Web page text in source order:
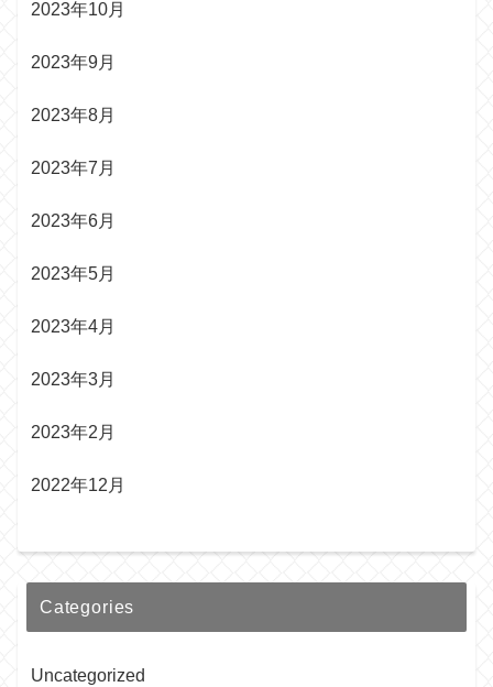
2023年10月
2023年9月
2023年8月
2023年7月
2023年6月
2023年5月
2023年4月
2023年3月
2023年2月
2022年12月
Categories
Uncategorized